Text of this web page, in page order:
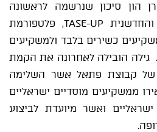
הון סיכון שנרשמה לראשונה
בפלטפורמה הישראלית והחדשנית TASE-UP, פלטפורמת
כשירים בלבד ולמשקיעים
גילה הובילה לאחרונה את הקמת
של קבוצת פתאל אשר השלימה
385 מיליון אירו ממשקיעים מוסדיים ישראליים
ואשר מיועדת לביצוע